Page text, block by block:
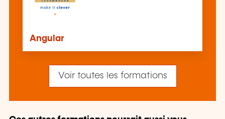
Angular
Voir toutes les formations